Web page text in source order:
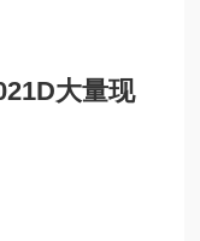
大量现